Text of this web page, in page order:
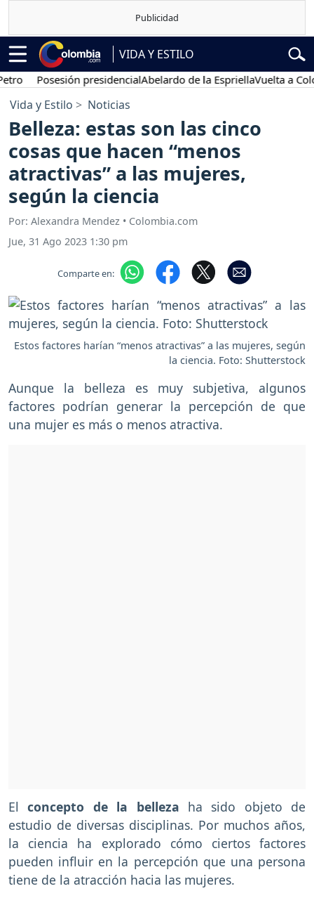
VIDA Y ESTILO
Interés: Posesión presidencialAbelardo de la EspriellaVuelta a
Vida y Estilo Noticias
Belleza: estas son las cinco
cosas que hacen “menos
atractivas” a las mujeres,
según la ciencia
Por: Alexandra Mendez • Colombia.com
Jue, 31 Ago 2023 1:30 pm
Comparte en:
Estos factores harían “menos atractivas” a las mujeres, según
la ciencia. Foto: Shutterstock
Aunque la belleza es muy subjetiva, algunos
factores podrían generar la percepción de que
una mujer es más o menos atractiva.
Elconcepto de la belleza ha sido objeto de
estudio de diversas disciplinas. Por muchos años,
la ciencia ha explorado cómo ciertos factores
pueden influir en la percepción que una persona
tiene de la atracción hacia las mujeres.